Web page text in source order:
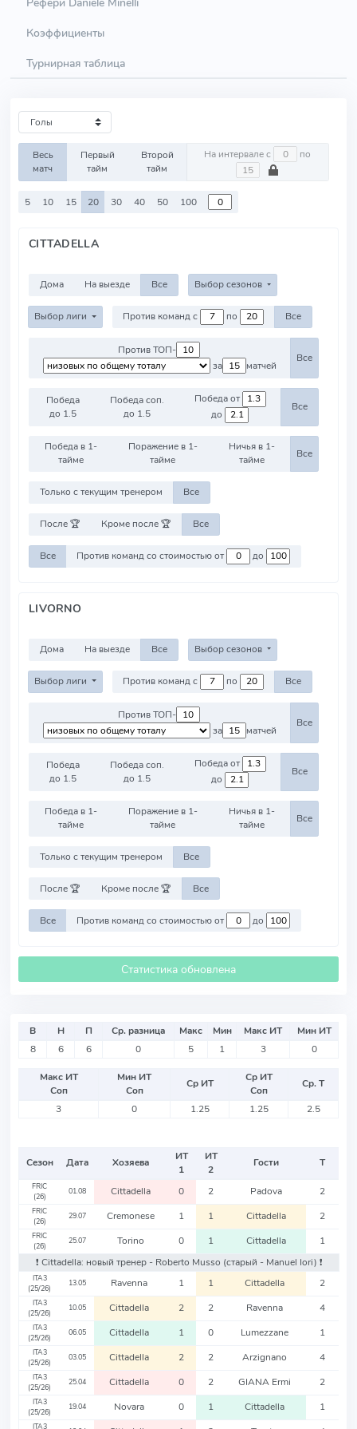
Коэффициенты
Турнирная таблица
Весь
матч
Первый
тайм
Второй
тайм
На интервале с по
5 10 15 20 30 40 50 100
CITTADELLA
Дома На выезде Все Выбор сезонов
Выбор лиги Против команд с по Все
Против ТОП-
за
матчей
Все
Победа
до 1.5
Победа соп.
до 1.5
Победа от
до
Все
Победа в 1-
тайме
Поражение в 1-
тайме
Ничья в 1-
тайме
Все
Только с текущим тренером Все
После 🏆 Кроме после 🏆 Все
Все Против команд со стоимостью от до
LIVORNO
Дома На выезде Все Выбор сезонов
Выбор лиги Против команд с по Все
Против ТОП-
за
матчей
Все
Победа
до 1.5
Победа соп.
до 1.5
Победа от
до
Все
Победа в 1-
тайме
Поражение в 1-
тайме
Ничья в 1-
тайме
Все
Только с текущим тренером Все
После 🏆 Кроме после 🏆 Все
Все Против команд со стоимостью от до
Статистика обновлена
В Н П Ср. разница Макс Мин Макс ИТ
Мин ИТ
8
6 6 0 5 1 3 0
Макс ИТ
Соп
Мин ИТ
Соп
Ср ИТ
Ср ИТ
Соп
Ср. Т
3
0 1.25 1.25 2.5
Сезон Дата Хозяева
ИТ
1
ИТ
2
Гости Т
FRIC
(26)
01.08 Cittadella 0 2 Padova 2
FRIC
(26)
29.07 Cremonese 1 1 Cittadella 2
FRIC
(26)
25.07 Torino 0 1 Cittadella
1
❗️ Cittadella: новый тренер - Roberto Musso (старый - Manuel Iori) ❗️
ITA3
(25/26)
13.05 Ravenna 1 1 Cittadella 2
ITA3
(25/26)
10.05 Cittadella 2 2 Ravenna 4
ITA3
(25/26)
06.05 Cittadella 1 0 Lumezzane 1
ITA3
(25/26)
03.05 Cittadella 2 2 Arzignano 4
ITA3
(25/26)
25.04 Cittadella 0 2 GIANA Ermi 2
ITA3
(25/26)
19.04 Novara 0 1 Cittadella 1
ITA3